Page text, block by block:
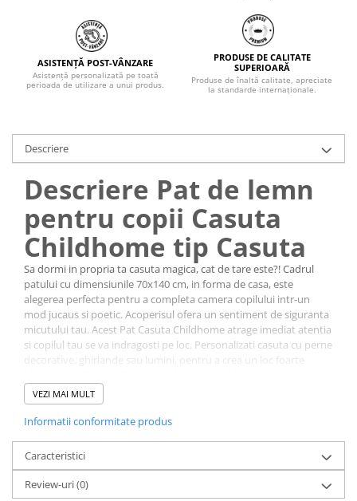
ASISTENȚĂ POST-VÂNZARE
Asistență personalizată pe toată
perioada de utilizare a unui produs.
PRODUSE DE CALITATE
SUPERIOARĂ
Produse de înaltă calitate, apreciate
la standarde internaționale.
Descriere
Descriere Pat de lemn
pentru copii Casuta
Childhome tip Casuta
Sa dormi in propria ta casuta magica, cat de tare este?! Cadrul
patului cu dimensiunile 70x140 cm, in forma de casa, este
alegerea perfecta pentru a completa camera copilului intr-un
mod jucaus si poetic. Acoperisul ofera un sentiment de siguranta
micutului tau. Acest Pat Casuta Childhome atrage imediat atentia
si copilul tau se va indragosti pe loc. Personalizati casuta cu perne
decorative, ghirlande sau lumini, pentru a crea un loc foarte
Patul Casuta Childhome este un adevarat atu pentru interiorul
casei tale.
Cadrul de pat este realizat din lemn masiv. Este inclusa o baza cu
caderea copiilor mici din pat, sunt incluse 2 sine laterale
detasabile.
Caracteristici Pat de lemn
VEZI MAI MULT
Informatii conformitate produs
Caracteristici
Review-uri(0)